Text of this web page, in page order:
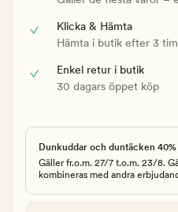
Klicka & Hämta
Hämta i butik efter 3
Enkel retur i butik
30 dagars öppet köp
Dunkuddar och duntäcken 40%
Gäller fr.o.m. 27/7 t.o.m. 23/8.
kombineras med andra